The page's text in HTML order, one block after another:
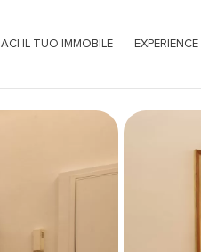
IL TUO IMMOBILE EXPERIENCE